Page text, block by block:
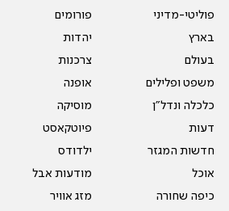
פוליטי-מדיני
בארץ
בעולם
משפט ופלילים
כלכלה ונדל"ן
דעות
חדשות המגזר
אוכל
כיפה שחורה
פורומים
יהדות
צרכנות
אופנה
מוסיקה
פיוטקאסט
ילדודס
מודעות אבל
מזג אוויר